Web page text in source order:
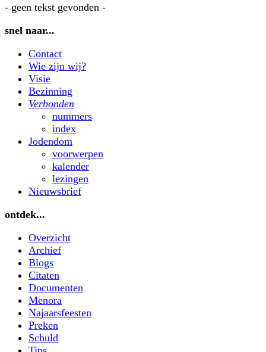
- geen tekst gevonden -
snel naar...
Contact
Wie zijn wij?
Visie
Bezinning
Verbonden
nummers
index
Jodendom
voorwerpen
kalender
lezingen
Nieuwsbrief
ontdek...
Overzicht
Archief
Blogs
Citaten
Documenten
Menora
Najaarsfeesten
Preken
Schuld